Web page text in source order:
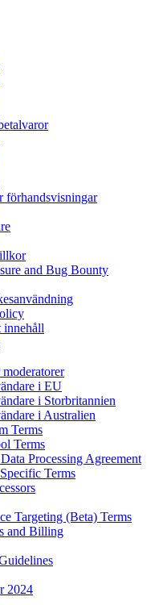
and Bug Bounty
i EU
i Storbritannien
i Australien
Terms
Terms
Processing Agreement
Terms
Targeting (Beta) Terms
and Billing
2024